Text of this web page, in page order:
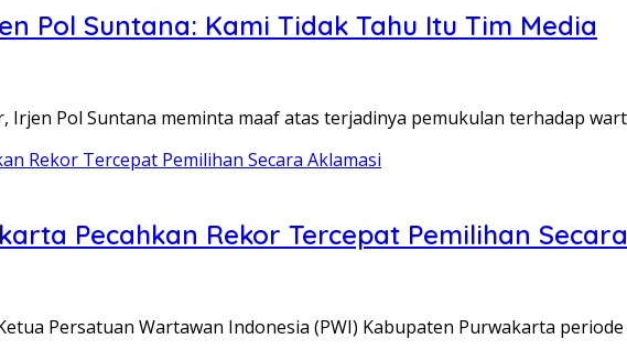
Pol Suntana: Kami Tidak Tahu Itu Tim Media
Irjen Pol Suntana meminta maaf atas terjadinya pemukulan terhadap
Pecahkan Rekor Tercepat Pemilihan
Persatuan Wartawan Indonesia (PWI) Kabupaten Purwakarta